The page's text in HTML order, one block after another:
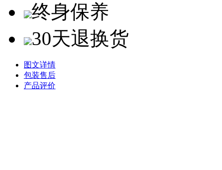
终身保养
30天退换货
图文详情
包装售后
产品评价